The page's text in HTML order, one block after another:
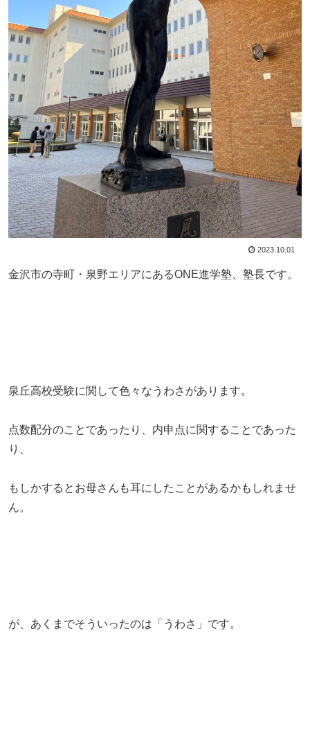
2023.10.01
金沢市の寺町・泉野エリアにあるONE進学塾、塾長です。
泉丘高校受験に関して色々なうわさがあります。
点数配分のことであったり、内申点に関することであった
り、
もしかするとお母さんも耳にしたことがあるかもしれませ
ん。
が、あくまでそういったのは「うわさ」です。